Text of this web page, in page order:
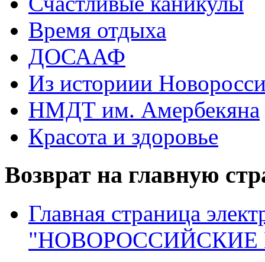
Время отдыха
ДОСААФ
Из историии
НМДТ им. Амербекяна
Красота и здоровье
Возврат на главную
Главная страница
"НОВОРОССИЙСКИЕ